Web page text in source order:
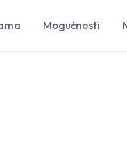
Mogućnosti